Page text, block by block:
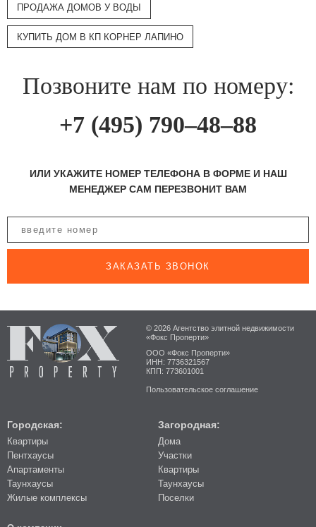
ПРОДАЖА ДОМОВ У ВОДЫ
КУПИТЬ ДОМ В КП КОРНЕР ЛАПИНО
Позвоните нам по номеру:
+7 (495) 790–48–88
ИЛИ УКАЖИТЕ НОМЕР ТЕЛЕФОНА В ФОРМЕ И НАШ
МЕНЕДЖЕР САМ ПЕРЕЗВОНИТ ВАМ
ЗАКАЗАТЬ ЗВОНОК
© 2026 Агентство элитной недвижимости
«Фокс Проперти»
ООО «Фокс Проперти»
ИНН: 7736321567
КПП: 773601001
Пользовательское соглашение
Городская:
Квартиры
Пентхаусы
Апартаменты
Таунхаусы
Жилые комплексы
Загородная:
Дома
Участки
Квартиры
Таунхаусы
Поселки